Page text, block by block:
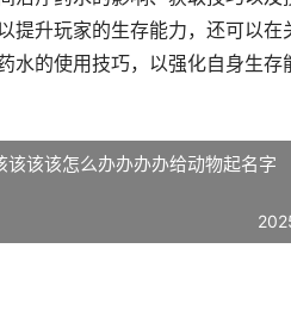
提升玩家的生存能力，还可以在
水的使用技巧，以强化自身生存
该该该怎么办办办办给动物起名字